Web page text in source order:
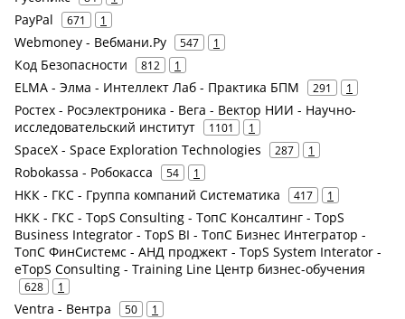
PayPal 671 1
Webmoney - Вебмани.Ру 547 1
Код Безопасности 812 1
ELMA - Элма - Интеллект Лаб - Практика БПМ 291 1
Ростех - Росэлектроника - Вега - Вектор НИИ - Научно-
исследовательский институт
1101 1
SpaceX - Space Exploration Technologies 287 1
Robokassa - Робокасса 54 1
НКК - ГКС - Группа компаний Систематика 417 1
НКК - ГКС - TopS Consulting - ТопС Консалтинг - TopS
Business Integrator - TopS BI - ТопС Бизнес Интегратор -
ТопС ФинСистемс - АНД проджект - TopS System Interator -
eTopS Consulting - Training Line Центр бизнес-обучения
628 1
Ventra - Вентра 50 1